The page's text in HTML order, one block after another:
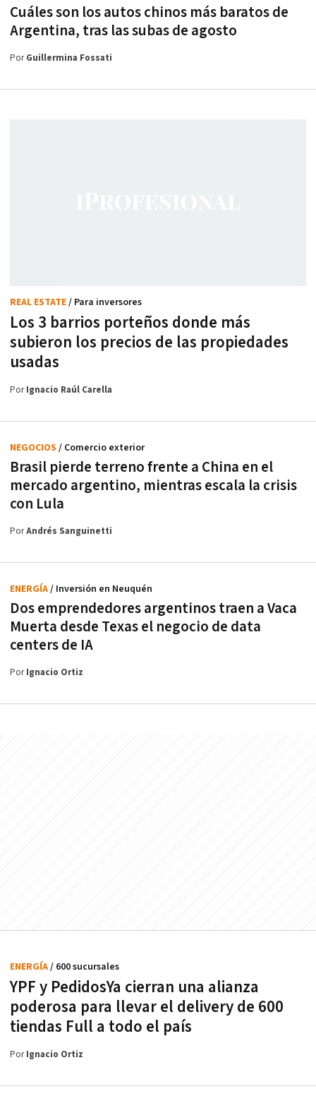
Cuáles son los autos chinos más baratos de
Argentina, tras las subas de agosto
PorGuillermina Fossati
Los 3 barrios porteños donde más
subieron los precios de las propiedades
usadas
REAL ESTATE/ Para inversores
PorIgnacio Raúl Carella
Brasil pierde terreno frente a China en el
mercado argentino, mientras escala la crisis
con Lula
NEGOCIOS / Comercio exterior
PorAndrés Sanguinetti
Dos emprendedores argentinos traen a Vaca
Muerta desde Texas el negocio de data
centers de IA
ENERGÍA/ Inversión en Neuquén
PorIgnacio Ortiz
YPF y PedidosYa cierran una alianza
poderosa para llevar el delivery de 600
tiendas Full a todo el país
ENERGÍA/ 600 sucursales
PorIgnacio Ortiz